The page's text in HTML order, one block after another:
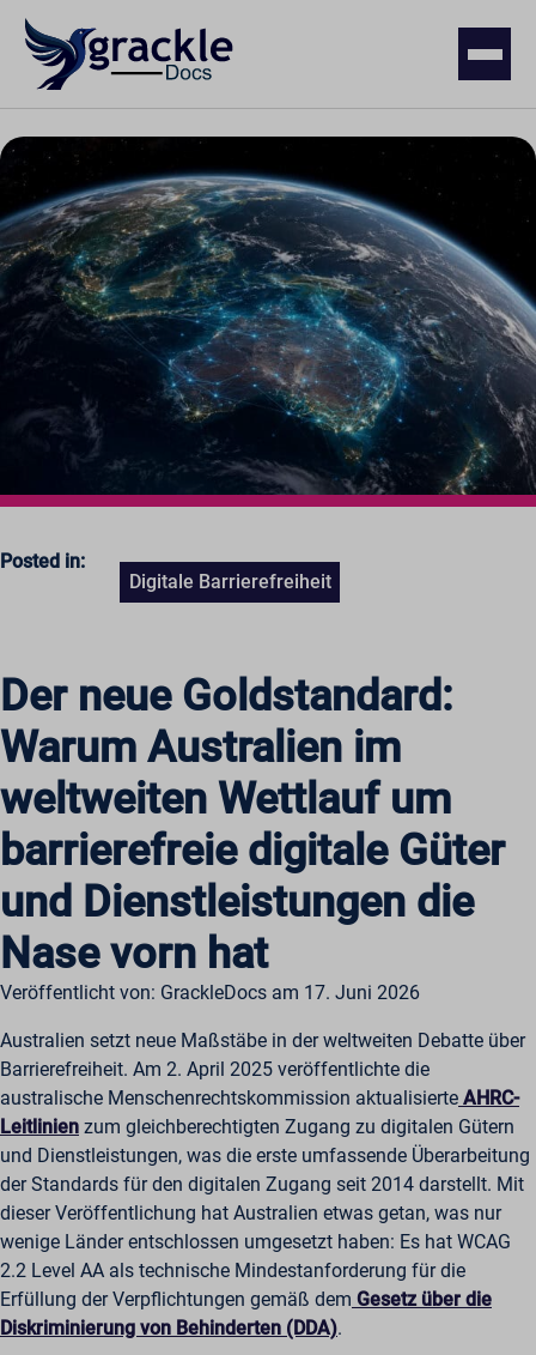
Posted in:
Digitale Barrierefreiheit
Der neue Goldstandard:
Warum Australien im
weltweiten Wettlauf um
barrierefreie digitale Güter
und Dienstleistungen die
Nase vorn hat
Veröffentlicht von: GrackleDocs am 17. Juni 2026
Australien setzt neue Maßstäbe in der weltweiten Debatte über
Barrierefreiheit. Am 2. April 2025 veröffentlichte die
australische Menschenrechtskommission aktualisierte AHRC-
Leitlinien zum gleichberechtigten Zugang zu digitalen Gütern
und Dienstleistungen, was die erste umfassende Überarbeitung
der Standards für den digitalen Zugang seit 2014 darstellt. Mit
dieser Veröffentlichung hat Australien etwas getan, was nur
wenige Länder entschlossen umgesetzt haben: Es hat WCAG
2.2 Level AA als technische Mindestanforderung für die
Erfüllung der Verpflichtungen gemäß dem Gesetz über die
Diskriminierung von Behinderten (DDA).